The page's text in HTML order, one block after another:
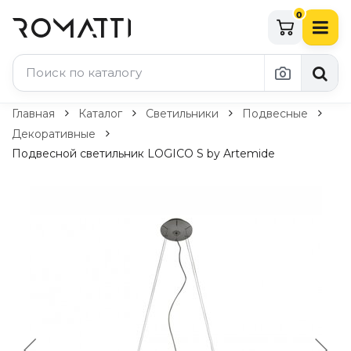
0
Каталог Romatti
Свет и освещение
Потолочные светильники
Бра и настенные светильники
Комплектующие
Главная Каталог Светильники
Подвесные
Декоративные
Подвесной светильник LOGICO S by Artemide